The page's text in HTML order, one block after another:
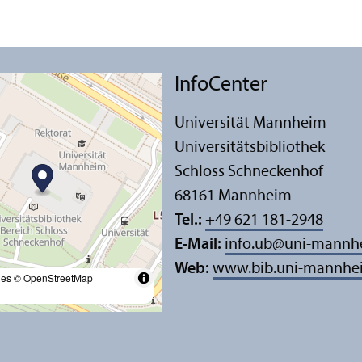
© OpenStreetMap
InfoCenter
Universität Mannheim
Universitäts­bibliothek
Schloss Schneckenhof
68161 Mannheim
Tel.: +49 621 181-2948
E-Mail: info.ub@uni-
Web: www.bib.uni-